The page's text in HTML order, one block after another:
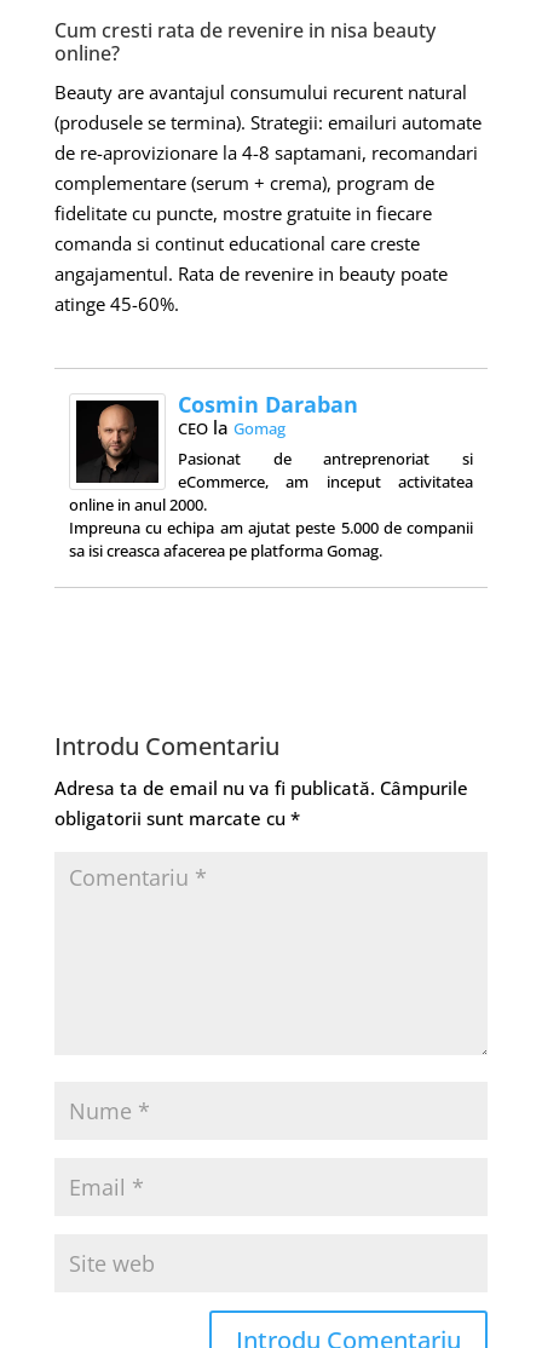
Cum cresti rata de revenire in nisa beauty
online?
Beauty are avantajul consumului recurent natural
(produsele se termina). Strategii: emailuri automate
de re-aprovizionare la 4-8 saptamani, recomandari
complementare (serum + crema), program de
fidelitate cu puncte, mostre gratuite in fiecare
comanda si continut educational care creste
angajamentul. Rata de revenire in beauty poate
atinge 45-60%.
Cosmin Daraban
CEOla Gomag
Pasionat de antreprenoriat si
eCommerce, am inceput activitatea
online in anul 2000.
Impreuna cu echipa am ajutat peste 5.000 de companii
sa isi creasca afacerea pe platforma Gomag.
Introdu Comentariu
Adresa ta de email nu va fi publicată. Câmpurile
obligatorii sunt marcate cu *